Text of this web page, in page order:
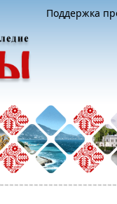
Поддержка